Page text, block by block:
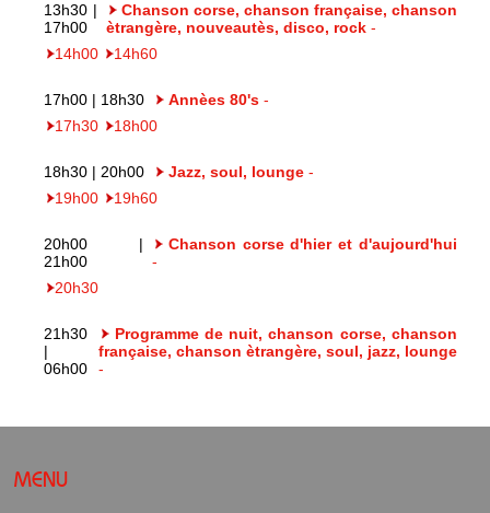
13h30 |
17h00
Chanson corse, chanson française, chanson
ètrangère, nouveautès, disco, rock -
14h00
14h60
17h00 | 18h30 Annèes 80's -
17h30
18h00
18h30 | 20h00 Jazz, soul, lounge -
19h00
19h60
20h00 |
21h00
Chanson corse d'hier et d'aujourd'hui
-
20h30
21h30
|
06h00
Programme de nuit, chanson corse, chanson
française, chanson ètrangère, soul, jazz, lounge
-
MENU